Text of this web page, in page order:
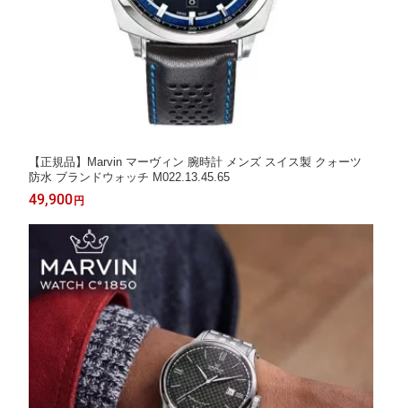
【正規品】Marvin マーヴィン 腕時計 メンズ スイス製 クォーツ
防水 ブランドウォッチ M022.13.45.65
49,900 円